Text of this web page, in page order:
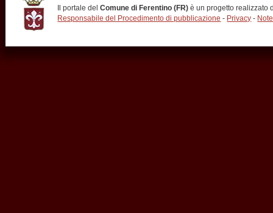
Il portale delComune di Ferentino (FR) è un progetto realizzato
Responsabile del Procedimento di pubblicazione - Privacy -